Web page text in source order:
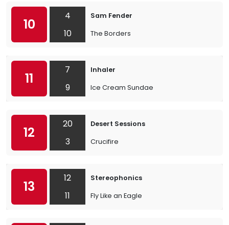
10
4
10
Sam Fender
The Borders
11
7
9
Inhaler
Ice Cream Sundae
12
20
3
Desert Sessions
Crucifire
13
12
11
Stereophonics
Fly Like an Eagle